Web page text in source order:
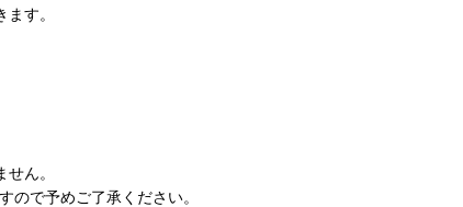
す。
ん。
ので予めご了承ください。